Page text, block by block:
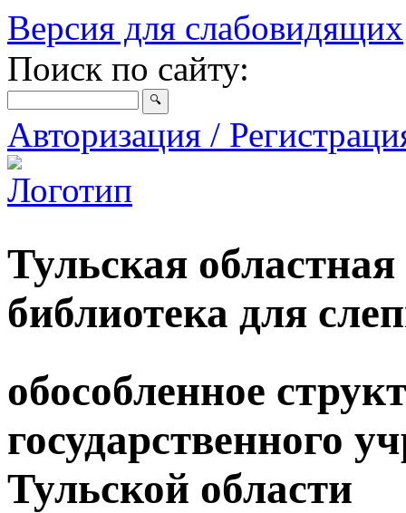
Версия для слабовидящих
Поиск по сайту:
Авторизация /
Тульская
библиотека для
обособленное
государственного
Тульской области